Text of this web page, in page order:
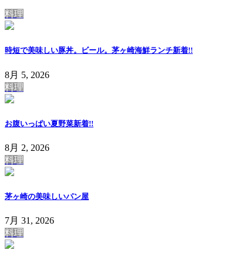
料理
時短で美味しい豚丼。ビール。茅ヶ崎海鮮ランチ新着!!
8月 5, 2026
料理
お腹いっぱい夏野菜新着!!
8月 2, 2026
料理
茅ヶ崎の美味しいパン屋
7月 31, 2026
料理